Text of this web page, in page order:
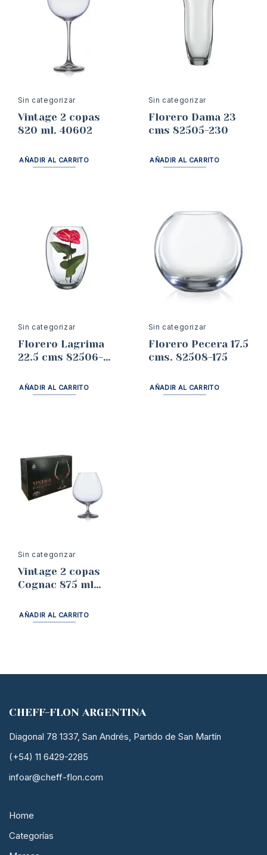
Sin categorizar
Vintage 2 copas
820 ml. 40602
AÑADIR AL CARRITO
Sin categorizar
Florero Dama 23
cms 82505-230
AÑADIR AL CARRITO
Sin categorizar
Florero Lagrima
22.5 cms 82506-
AÑADIR AL CARRITO
Sin categorizar
Florero Pecera 17.5
cms. 82508-175
AÑADIR AL CARRITO
Sin categorizar
Vintage 2 copas
Cognac 875 ml
AÑADIR AL CARRITO
CHEFF-FLON ARGENTINA
Diagonal 78 1337, San Andrés, Partido de San Martín
(+54) 11 6429-2285
infoar@cheff-flon.com
Home
Categorías